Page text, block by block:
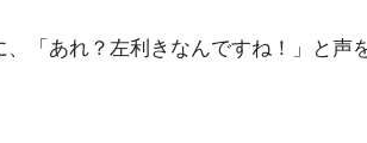
「あれ？左利きなんですね！」と声